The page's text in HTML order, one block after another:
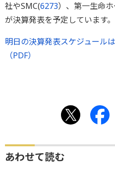
社やSMC(6273）、第一生命
が決算発表を予定しています。
明日の決算発表スケジュール
（PDF）
あわせて読む